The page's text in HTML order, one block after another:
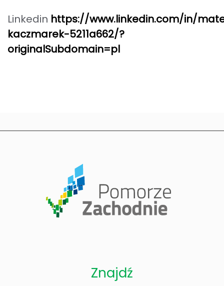
Linkedin https://www.linkedin.com/in/
kaczmarek-5211a662/?
originalSubdomain=pl
Znajdź